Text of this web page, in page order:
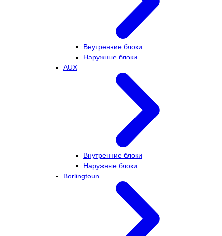
Внутренние блоки
Наружные блоки
AUX
Внутренние блоки
Наружные блоки
Berlingtoun